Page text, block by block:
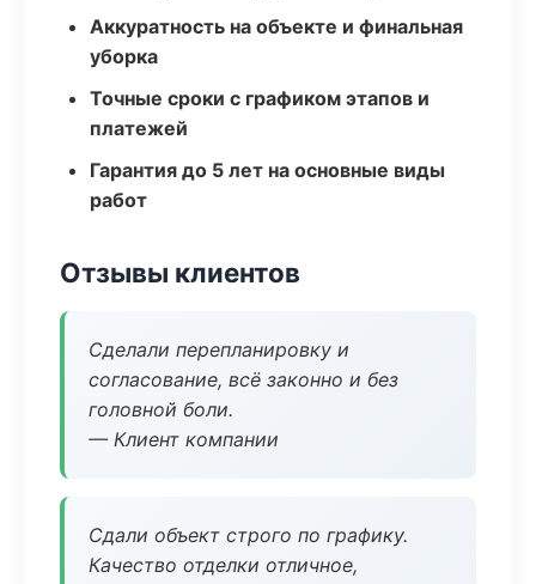
Аккуратность на объекте и финальная
уборка
Точные сроки с графиком этапов и
платежей
Гарантия до 5 лет на основные виды
работ
Отзывы клиентов
Сделали перепланировку и
согласование, всё законно и без
головной боли.
— Клиент компании
Сдали объект строго по графику.
Качество отделки отличное,